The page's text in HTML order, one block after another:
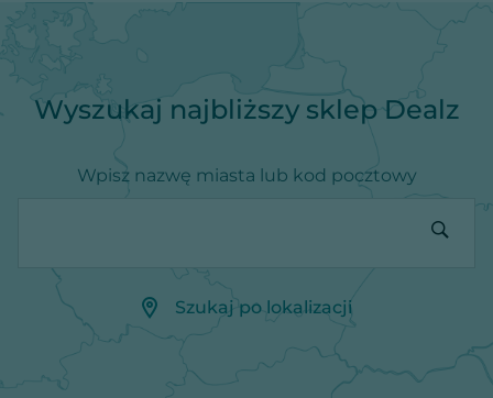
Czwartek
09:00 - 19:00
Sobota
Wyszukaj najbliższy sklep Dealz
Wpisz nazwę miasta lub kod pocztowy
Szukaj po lokalizacji